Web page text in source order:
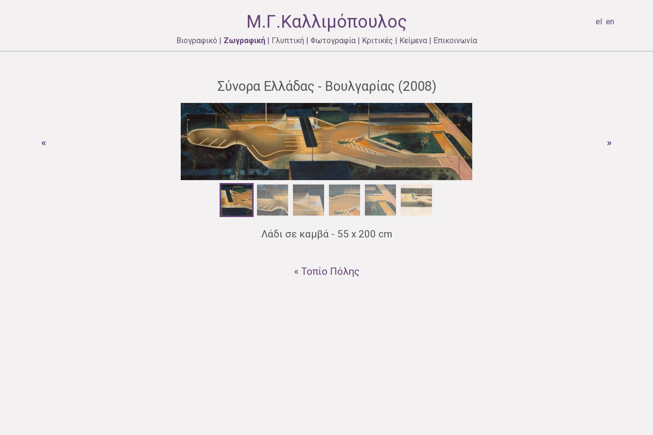
Μ.Γ.Καλλιμόπουλος el en
Βιογραφικό | Ζωγραφική| Γλυπτική | Φωτογραφία| Κριτικές | Κείμενα| Επικοινωνία
Σύνορα Ελλάδας - Βουλγαρίας (2008)
« »
Λάδι σε καμβά - 55 x 200 cm
« Τοπίo Πόλης